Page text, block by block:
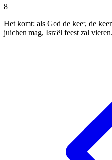
8
Het komt: als God de keer, de
juichen mag, Israël feest zal vieren.